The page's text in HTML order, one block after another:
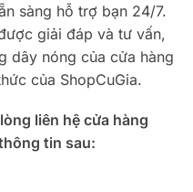
sàng hỗ trợ bạn 24/7.
giải đáp và tư vấn,
dây nóng của cửa hàng
của ShopCuGia.
liên hệ cửa hàng
tin sau: